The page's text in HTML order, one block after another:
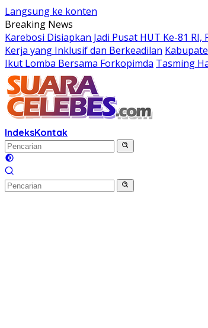
Langsung ke konten
Breaking News
Karebosi Disiapkan Jadi Pusat HUT Ke-81
Kerja yang Inklusif dan Berkeadilan
Ikut Lomba Bersama Forkopimda Tasming
IndeksKontak